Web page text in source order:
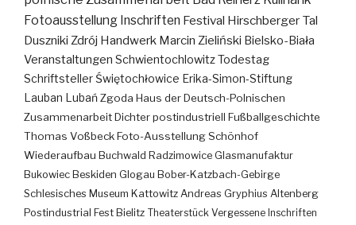
Fotoausstellung Inschriften Festival Hirschberger Tal
Duszniki Zdrój Handwerk Marcin Zieliński Bielsko-Biała
Veranstaltungen SchwientochlowitzTodestag
SchriftstellerŚwiętochłowice Erika-Simon-Stiftung
Lauban LubańZgoda Haus der Deutsch-Polnischen
ZusammenarbeitDichterpostindustriell Fußballgeschichte
Thomas VoßbeckFoto-AusstellungSchönhof
Wiederaufbau Buchwald Radzimowice Glasmanufaktur
Bukowiec Beskiden Glogau Bober-Katzbach-Gebirge
Schlesisches Museum Kattowitz Andreas Gryphius Altenberg
Postindustrial Fest Bielitz Theaterstück Vergessene Inschriften